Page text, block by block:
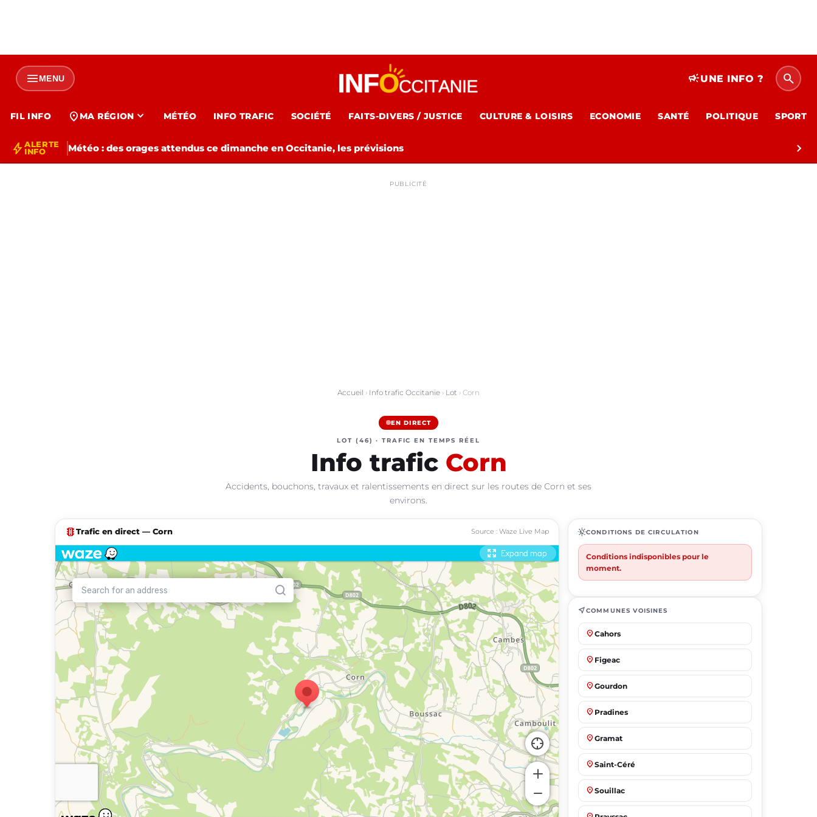
menuMENU campaignUNE INFO ? search
FIL INFO location_on MA RÉGION expand_more MÉTÉO INFO TRAFIC SOCIÉTÉ FAITS-DIVERS / JUSTICE CULTURE & LOISIRS ECONOMIE SANTÉ POLITIQUE SPORT
bolt ALERTE
INFO
Météo : des orages attendus ce dimanche en Occitanie, les prévisions chevron_right
PUBLICITÉ
Accueil › Info trafic Occitanie › Lot › Corn
EN DIRECT
LOT (46) · TRAFIC EN TEMPS RÉEL
Info trafic Corn
Accidents, bouchons, travaux et ralentissements en direct sur les routes de Corn et ses
environs.
traffic Trafic en direct — Corn Source : Waze Live Map routineCONDITIONS DE CIRCULATION
Conditions indisponibles pour le
moment.
near_meCOMMUNES VOISINES
place Cahors
place Figeac
place Gourdon
place Pradines
place Gramat
place Saint-Céré
place Souillac